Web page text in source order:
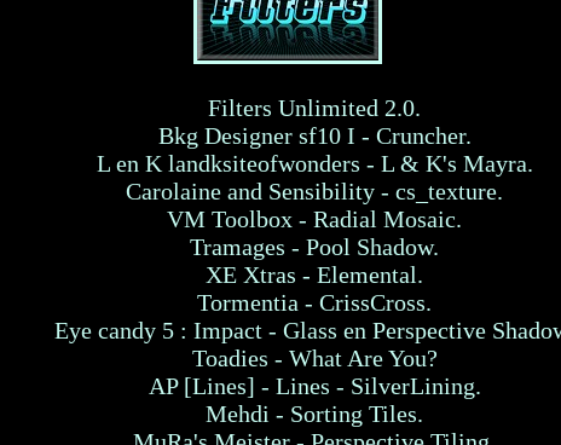
Filters Unlimited 2.0.
Bkg Designer sf10 I - Cruncher.
L en K landksiteofwonders - L & K's Mayra.
Carolaine and Sensibility - cs_texture.
VM Toolbox - Radial Mosaic.
Tramages - Pool Shadow.
XE Xtras - Elemental.
Tormentia - CrissCross.
Eye candy 5 : Impact - Glass en Perspective
Toadies - What Are You?
AP [Lines] - Lines - SilverLining.
Mehdi - Sorting Tiles.